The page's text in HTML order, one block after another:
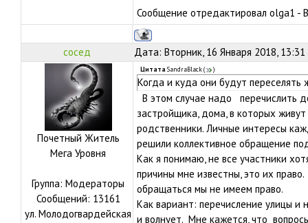
Сообщение отредактировал olga1 -
сосед Дата: Вторник, 16 Января 2018,
Почетный Житель
Мега Уровня
Группа: Модераторы
Сообщений: 13161
ул. Молодогвардейская
Цитата SandraBlack( )
Когда и куда они будут переселять
В этом случае надо перечислить
застройщика, дома, в которых
родственники. Личные интересы
решили коллективное обращение
Как я понимаю, не все участники
причины мне известны, это их
обращаться мы не имеем право.
Как вариант: перечисление улицы
и волнует. Мне кажется, что